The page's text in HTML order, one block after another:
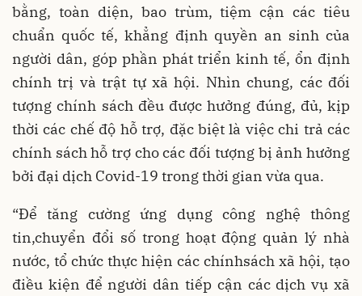
bằng, toàn diện, bao trùm, tiệm cận các tiêu
chuẩn quốc tế, khẳng định quyền an sinh của
người dân, góp phần phát triển kinh tế, ổn định
chính trị và trật tự xã hội. Nhìn chung, các đối
tượng chính sách đều được hưởng đúng, đủ, kịp
thời các chế độ hỗ trợ, đặc biệt là việc chi trả các
chính sách hỗ trợ cho các đối tượng bị ảnh hưởng
bởi đại dịch Covid-19 trong thời gian vừa qua.
“Để tăng cường ứng dụng công nghệ thông
tin,chuyển đổi số trong hoạt động quản lý nhà
nước, tổ chức thực hiện các chínhsách xã hội, tạo
điều kiện để người dân tiếp cận các dịch vụ xã